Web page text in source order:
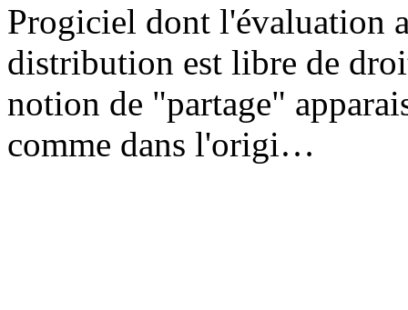
Progiciel dont l'évaluation
distribution est libre de
notion de "partage"
comme dans l'origi…